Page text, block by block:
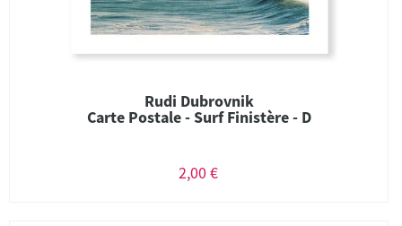
Rudi Dubrovnik
Carte Postale - Surf Finistère - D
2,00 €